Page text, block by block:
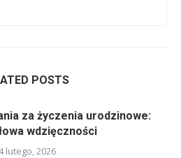
POSTS
za życzenia urodzinowe:
wdzięczności
lutego, 2026